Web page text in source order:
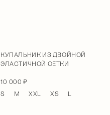
КУПАЛЬНИК ИЗ ДВОЙНОЙ
ЭЛАСТИЧНОЙ СЕТКИ
10 000 ₽
S
M XXL XS L